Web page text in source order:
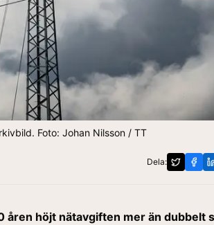
Foto: Johan Nilsson / TT
Dela:
åren höjt nätavgiften mer än dubbelt